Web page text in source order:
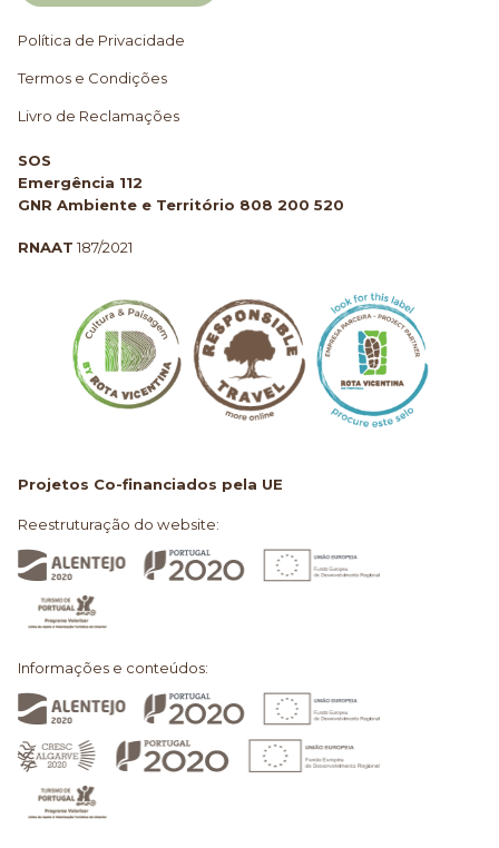
Política de Privacidade
Termos e Condições
Livro de Reclamações
SOS
Emergência 112
GNR Ambiente e Território 808 200 520
RNAAT 187/2021
Projetos Co-financiados pela UE
Reestruturação do website:
Informações e conteúdos: